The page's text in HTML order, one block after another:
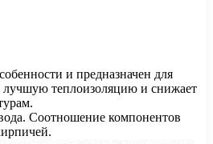
и предназначен для
лучшую теплоизоляцию и снижает
Соотношение компонентов